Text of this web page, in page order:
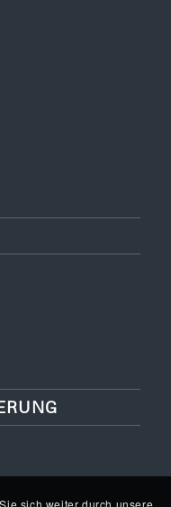
sich weiter durch unsere